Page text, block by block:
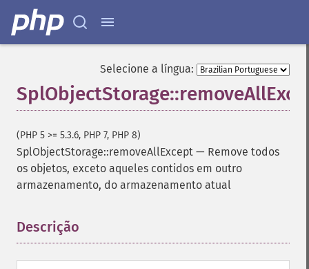
Selecione a língua:
(PHP 5 >= 5.3.6, PHP 7, PHP 8)
SplObjectStorage::removeAllExcept — Remove todos
os objetos, exceto aqueles contidos em outro
armazenamento, do armazenamento atual
Descrição